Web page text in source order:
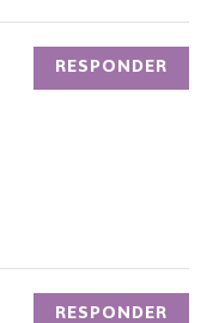
RESPONDER
RESPONDER